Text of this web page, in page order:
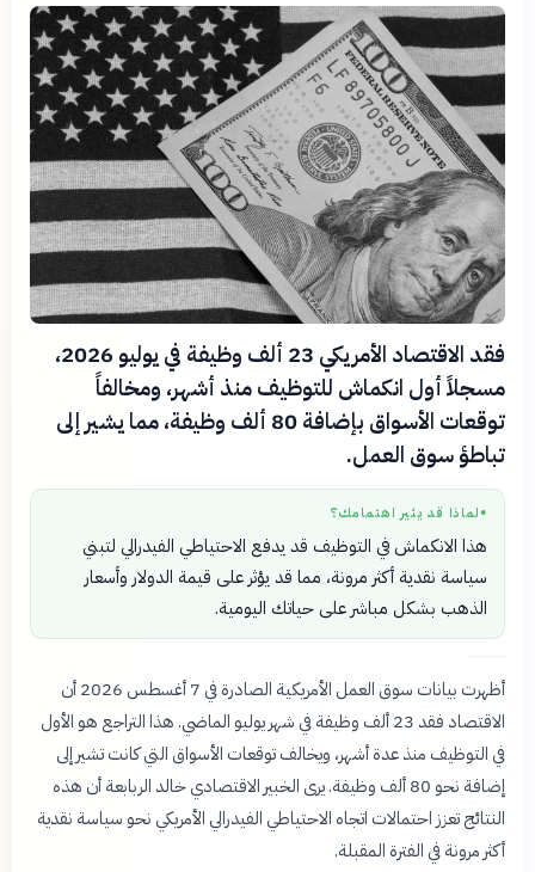
فقد الاقتصاد الأمريكي 23 ألف وظيفة في يوليو 2026،
مسجلاً أول انكماش للتوظيف منذ أشهر، ومخالفاً
توقعات الأسواق بإضافة 80 ألف وظيفة، مما يشير إلى
تباطؤ سوق العمل.
● لماذا قد يثير اهتمامك؟
هذا الانكماش في التوظيف قد يدفع الاحتياطي الفيدرالي لتبني
سياسة نقدية أكثر مرونة، مما قد يؤثر على قيمة الدولار وأسعار
الذهب بشكل مباشر على حياتك اليومية.
أظهرت بيانات سوق العمل الأمريكية الصادرة في 7 أغسطس 2026 أن
الاقتصاد فقد 23 ألف وظيفة في شهر يوليو الماضي. هذا التراجع هو الأول
في التوظيف منذ عدة أشهر، ويخالف توقعات الأسواق التي كانت تشير إلى
إضافة نحو 80 ألف وظيفة. يرى الخبير الاقتصادي خالد الربابعة أن هذه
النتائج تعزز احتمالات اتجاه الاحتياطي الفيدرالي الأمريكي نحو سياسة نقدية
أكثر مرونة في الفترة المقبلة.